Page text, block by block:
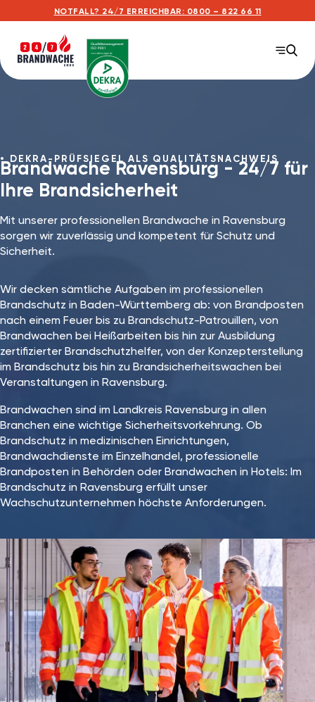
NOTFALL? 24/7 ERREICHBAR: 0800 – 822 66 11
DEKRA-PRÜFSIEGEL ALS QUALITÄTSNACHWEIS
Brandwache Ravensburg - 24/7 für
Ihre Brandsicherheit
Mit unserer professionellen Brandwache in Ravensburg⁠
sorgen wir zuverlässig und kompetent für Schutz und
Sicherheit.
Wir decken sämtliche Aufgaben im professionellen
Brandschutz in Baden-Württemberg ab: von Brandposten
nach einem Feuer bis zu Brandschutz-Patrouillen, von
Brandwachen bei Heißarbeiten bis hin zur Ausbildung
zertifizierter Brandschutzhelfer, von der Konzepterstellung
im Brandschutz bis hin zu Brandsicherheitswachen bei
Veranstaltungen in Ravensburg.
Brandwachen sind im Landkreis Ravensburg in allen
Branchen eine wichtige Sicherheitsvorkehrung. Ob
Brandschutz in medizinischen Einrichtungen,
Brandwachdienste im Einzelhandel, professionelle
Brandposten in Behörden oder Brandwachen in Hotels: Im
Brandschutz in Ravensburg⁠ erfüllt unser
Wachschutzunternehmen höchste Anforderungen.